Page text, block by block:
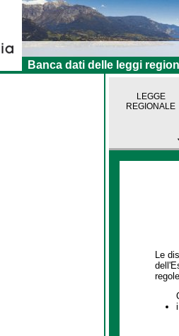
Banca dati delle leggi
LEGGE
REGIONALE
Le